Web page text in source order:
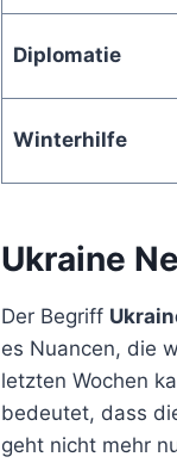
Diplomatie
Winterhilfe
Ukraine
Der Begriff
es Nuancen, die
letzten Wochen
bedeutet, dass
geht nicht mehr